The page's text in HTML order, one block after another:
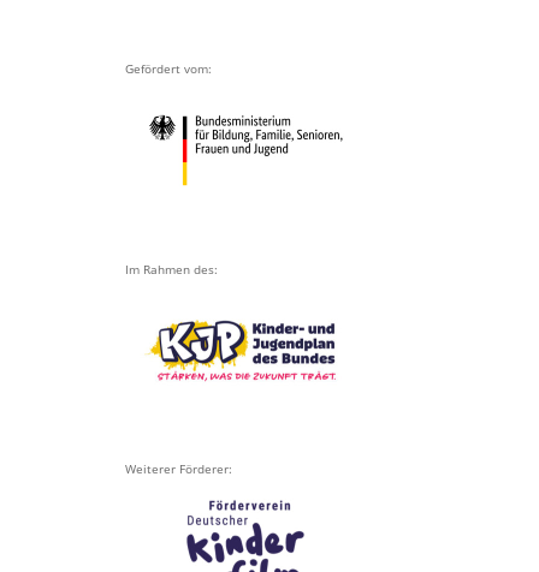
Gefördert vom:
Im Rahmen des:
Weiterer Förderer: